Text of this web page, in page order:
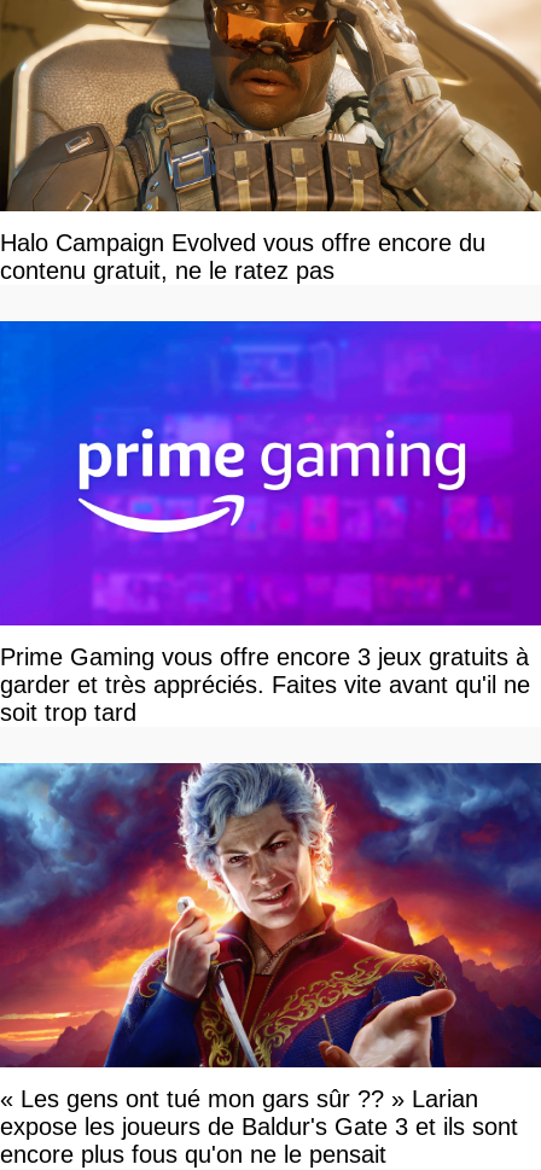
Halo Campaign Evolved vous offre encore du
contenu gratuit, ne le ratez pas
Prime Gaming vous offre encore 3 jeux gratuits à
garder et très appréciés. Faites vite avant qu'il ne
soit trop tard
« Les gens ont tué mon gars sûr ?? » Larian
expose les joueurs de Baldur's Gate 3 et ils sont
encore plus fous qu'on ne le pensait